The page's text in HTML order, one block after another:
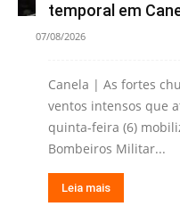
temporal em
07/08/2026
Canela | As fortes
ventos intensos que
quinta-feira (6)
Bombeiros Militar...
Leia mais